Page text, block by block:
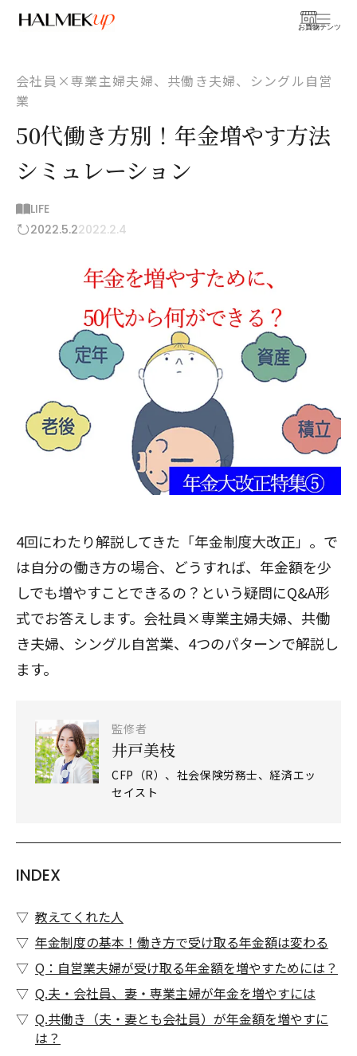
お買物
コンテンツ
会社員×専業主婦夫婦、共働き夫婦、シングル自営
業
50代働き方別！年金増やす方法
シミュレーション
LIFE
2022.5.22022.2.4
4回にわたり解説してきた「年金制度大改正」。で
は自分の働き方の場合、どうすれば、年金額を少
しでも増やすことできるの？という疑問にQ&A形
式でお答えします。会社員×専業主婦夫婦、共働
き夫婦、シングル自営業、4つのパターンで解説し
ます。
監修者
井戸美枝
CFP（R）、社会保険労務士、経済エッ
セイスト
INDEX
教えてくれた人
年金制度の基本！働き方で受け取る年金額は変わる
Q：自営業夫婦が受け取る年金額を増やすためには？
Q.夫・会社員、妻・専業主婦が年金を増やすには
Q.共働き（夫・妻とも会社員）が年金額を増やすに
は？